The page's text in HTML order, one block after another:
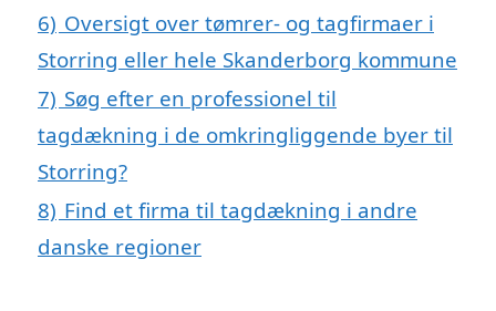
6) Oversigt over tømrer- og tagfirmaer i
Storring eller hele Skanderborg kommune
7) Søg efter en professionel til
tagdækning i de omkringliggende byer til
Storring?
8) Find et firma til tagdækning i andre
danske regioner